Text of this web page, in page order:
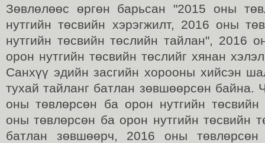
Зөвлөлөөс өргөн барьсан "2015 оны
нутгийн төсвийн хэрэгжилт, 2016 оны
нутгийн төсвийн төслийн тайлан", 2016
орон нутгийн төсвийн төслийг хянан
Санхүү эдийн засгийн хорооны хийсэн
тухай тайланг батлан зөвшөөрсөн байна.
оны төвлөрсөн ба орон нутгийн төсвийн
оны төвлөрсөн ба орон нутгийн төсвийн
батлан зөвшөөрч, 2016 оны төвлөрсөн